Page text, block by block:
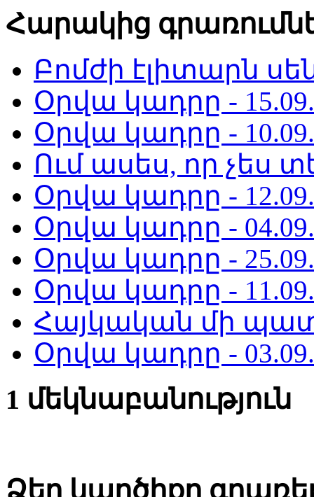
Հարակից
Բոմժի էլիտարն
Օրվա կադրը -
Օրվա կադրը -
Ում ասես, որ չես
Օրվա կադրը -
Օրվա կադրը -
Օրվա կադրը -
Օրվա կադրը -
Հայկական մի
Օրվա կադրը -
1 մեկնաբանություն
Ձեր կարծիքը